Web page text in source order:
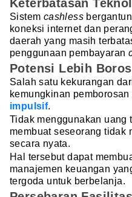
Keterbatasan
Sistem cashless
koneksi internet dan
daerah yang masih
penggunaan pembayaran
Potensi Lebih Boros
Salah satu kekurangan
kemungkinan
impulsif.
Tidak menggunakan uang
membuat seseorang tidak
secara nyata.
Hal tersebut dapat
manajemen keuangan
tergoda untuk berbelanja.